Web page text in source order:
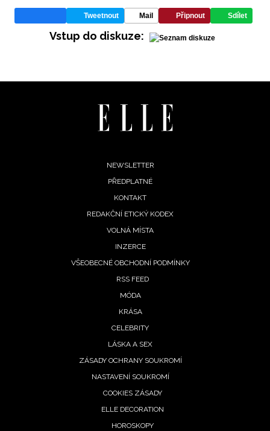
podmínkami společnosti BurdaMedia Extra s.r.o.a
potvrzujete, že jste se seznámili seZásadami
ochrany soukromí- BurdaMedia Extra s.r.o. bude s
zpracováním údajů k tomuto účelu podle
soukromí BurdaMedia Extra s.r.o., zaškrtněte toto pole.
Tweetnout Mail Připnout Sdílet
Vstup do diskuze:
NEWSLETTER
PŘEDPLATNÉ
KONTAKT
REDAKČNÍ ETICKÝ KODEX
VOLNÁ MÍSTA
INZERCE
VŠEOBECNÉ OBCHODNÍ PODMÍNKY
RSS FEED
MÓDA
KRÁSA
CELEBRITY
LÁSKA A SEX
ZÁSADY OCHRANY SOUKROMÍ
NASTAVENÍ SOUKROMÍ
COOKIES ZÁSADY
ELLE DECORATION
HOROSKOPY